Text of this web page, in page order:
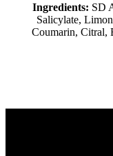
Ingredients: SD
Salicylate,
Coumarin, Citral,